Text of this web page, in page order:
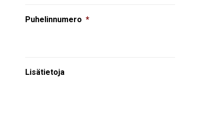
Puhelinnumero *
Lisätietoja